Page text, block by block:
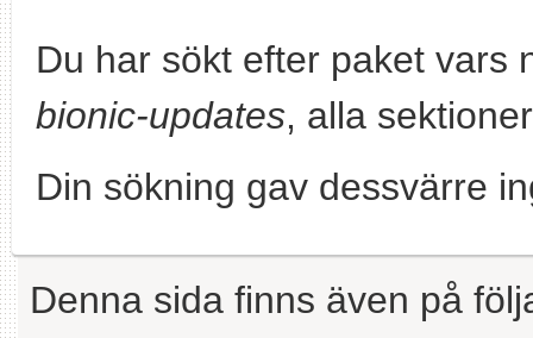
Du har sökt efter paket vars
bionic-updates, alla
Din sökning gav dessvärre
Denna sida finns även på